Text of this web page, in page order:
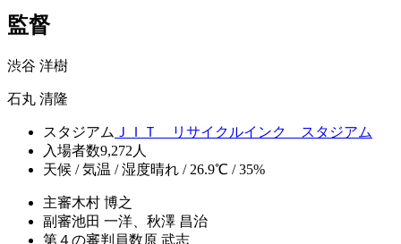
監督
渋谷 洋樹
石丸 清隆
スタジアム ＪＩＴ リサイクルインク スタジアム
入場者数9,272人
天候 / 気温 / 湿度晴れ / 26.9℃ / 35%
主審木村 博之
副審池田 一洋、秋澤 昌治
第４の審判員数原 武志